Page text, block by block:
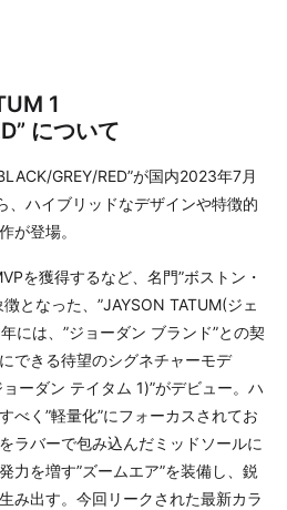
1
について
GREY/RED”が国内2023年7月
、ハイブリッドなデザインや特徴的
が登場。
を獲得するなど、名門”ボストン・
となった、”JAYSON TATUM(ジェ
には、”ジョーダン ブランド”との契
できる待望のシグネチャーモデ
ーダン テイタム 1)”がデビュー。ハ
べく”軽量化”にフォーカスされてお
ラバーで包み込んだミッドソールに
力を増す”ズームエア”を装備し、鋭
み出す。今回リークされた最新カラ